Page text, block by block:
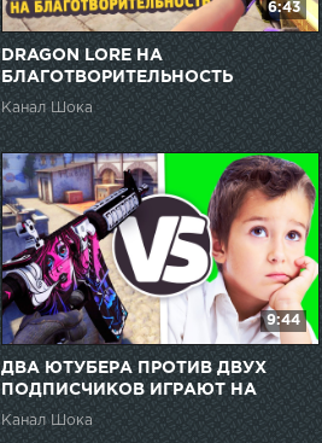
6:43
DRAGON LORE НА
БЛАГОТВОРИТЕЛЬНОСТЬ
Канал Шока
9:44
ДВА ЮТУБЕРА ПРОТИВ ДВУХ
ПОДПИСЧИКОВ ИГРАЮТ НА
НОЖИ В CS:GO // ДАРЮ
ПОДПИСЧИКАМ СКИНЫ ЗА
Канал Шока